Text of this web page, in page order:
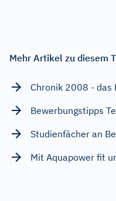
Mehr Artikel zu diesem
Chronik 2008 - das
Bewerbungstipps
Studienfächer an
Mit Aquapower fit